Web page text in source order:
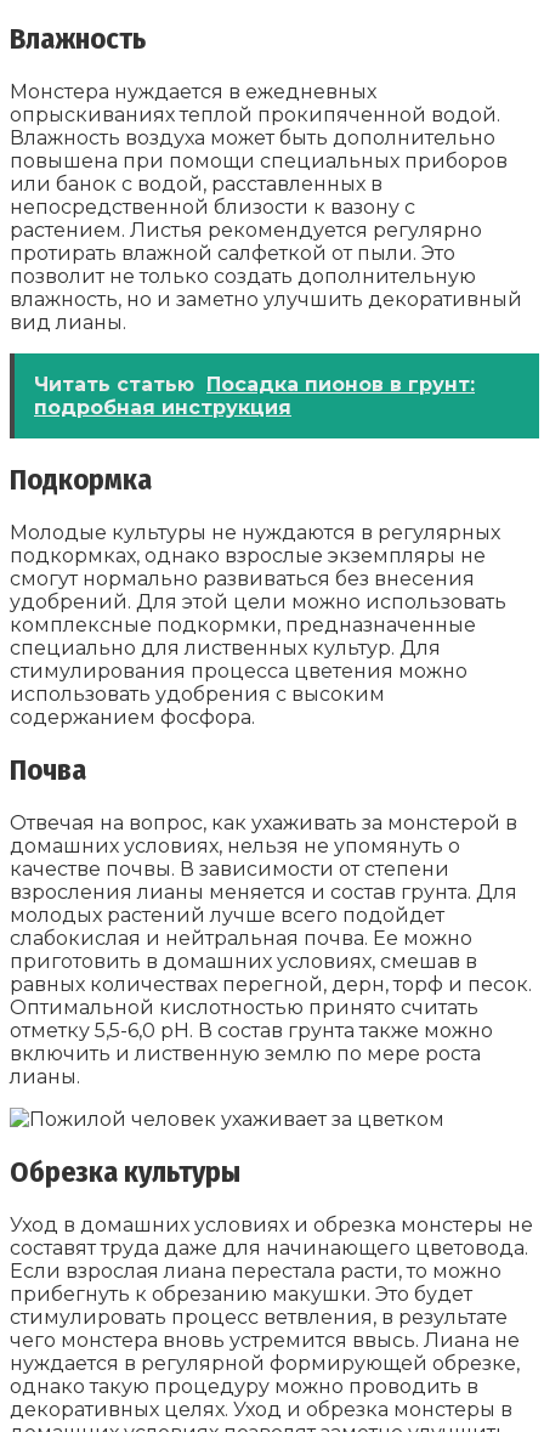
Влажность
Монстера нуждается в ежедневных
опрыскиваниях теплой прокипяченной водой.
Влажность воздуха может быть дополнительно
повышена при помощи специальных приборов
или банок с водой, расставленных в
непосредственной близости к вазону с
растением. Листья рекомендуется регулярно
протирать влажной салфеткой от пыли. Это
позволит не только создать дополнительную
влажность, но и заметно улучшить декоративный
вид лианы.
Читать статью Посадка пионов в грунт:
подробная инструкция
Подкормка
Молодые культуры не нуждаются в регулярных
подкормках, однако взрослые экземпляры не
смогут нормально развиваться без внесения
удобрений. Для этой цели можно использовать
комплексные подкормки, предназначенные
специально для лиственных культур. Для
стимулирования процесса цветения можно
использовать удобрения с высоким
содержанием фосфора.
Почва
Отвечая на вопрос, как ухаживать за монстерой в
домашних условиях, нельзя не упомянуть о
качестве почвы. В зависимости от степени
взросления лианы меняется и состав грунта. Для
молодых растений лучше всего подойдет
слабокислая и нейтральная почва. Ее можно
приготовить в домашних условиях, смешав в
равных количествах перегной, дерн, торф и песок.
Оптимальной кислотностью принято считать
отметку 5,5-6,0 pH. В состав грунта также можно
включить и лиственную землю по мере роста
лианы.
Обрезка культуры
Уход в домашних условиях и обрезка монстеры не
составят труда даже для начинающего цветовода.
Если взрослая лиана перестала расти, то можно
прибегнуть к обрезанию макушки. Это будет
стимулировать процесс ветвления, в результате
чего монстера вновь устремится ввысь. Лиана не
нуждается в регулярной формирующей обрезке,
однако такую процедуру можно проводить в
декоративных целях. Уход и обрезка монстеры в